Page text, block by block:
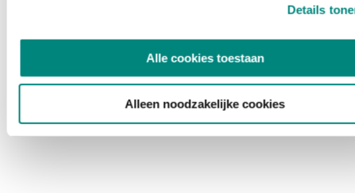
Details
Alle cookies toestaan
Alleen noodzakelijke cookies